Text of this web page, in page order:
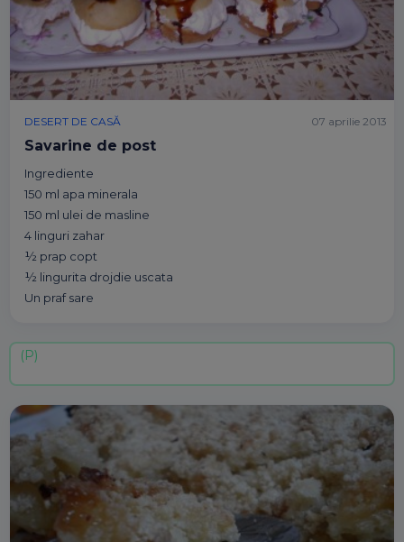
DESERT DE CASĂ
Savarine de post
Ingrediente
150 ml apa minerala
150 ml ulei de masline
4 linguri zahar
½ prap copt
½ lingurita drojdie uscata
Un praf sare
07 aprilie 2013